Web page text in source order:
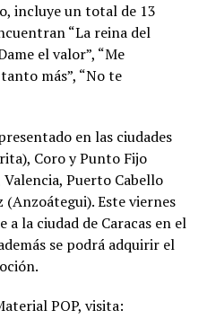
incluye un total de 13
“La reina del
el valor”, “Me
tanto más”, “No te
en las ciudades
Coro y Punto Fijo
Puerto Cabello
(Anzoátegui). Este viernes
la ciudad de Caracas en el
se podrá adquirir el
POP, visita: